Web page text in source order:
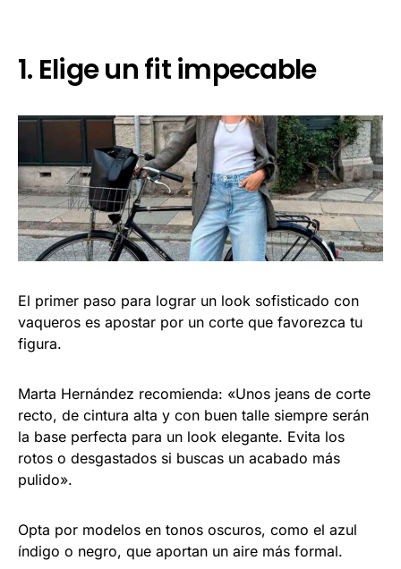
1. Elige un fit impecable
El primer paso para lograr un look sofisticado con
vaqueros es apostar por un corte que favorezca tu
figura.
Marta Hernández recomienda: «Unos jeans de corte
recto, de cintura alta y con buen talle siempre serán
la base perfecta para un look elegante. Evita los
rotos o desgastados si buscas un acabado más
pulido».
Opta por modelos en tonos oscuros, como el azul
índigo o negro, que aportan un aire más formal.